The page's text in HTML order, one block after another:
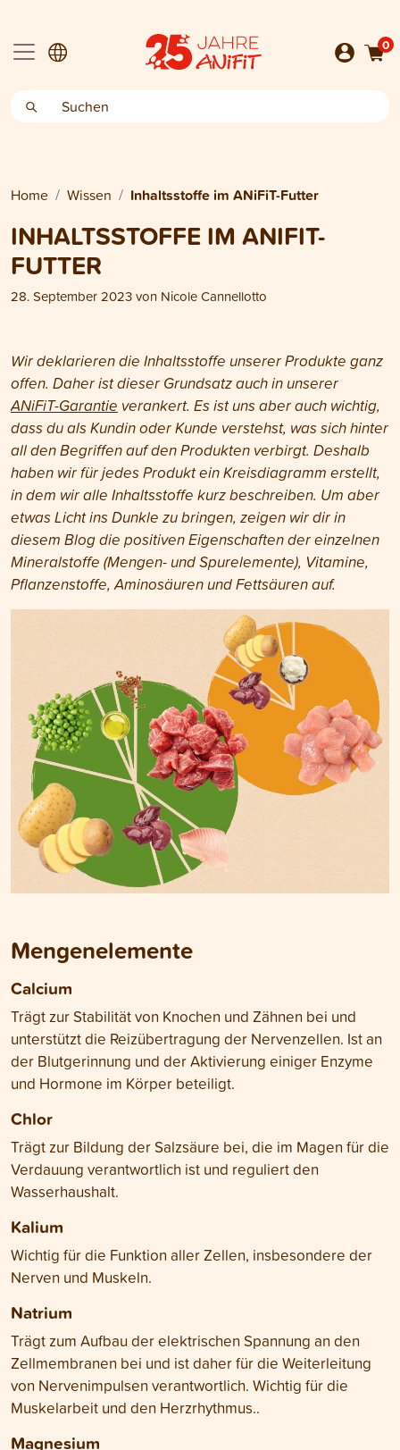
0
Home Wissen Inhaltsstoffe im ANiFiT-Futter
INHALTSSTOFFE IM ANIFIT-
FUTTER
28. September 2023von Nicole Cannellotto
Wir deklarieren die Inhaltsstoffe unserer Produkte ganz
offen. Daher ist dieser Grundsatz auch in unserer
ANiFiT-Garantie verankert. Es ist uns aber auch wichtig,
dass du als Kundin oder Kunde verstehst, was sich hinter
all den Begriffen auf den Produkten verbirgt. Deshalb
haben wir für jedes Produkt ein Kreisdiagramm erstellt,
in dem wir alle Inhaltsstoffe kurz beschreiben. Um aber
etwas Licht ins Dunkle zu bringen, zeigen wir dir in
diesem Blog die positiven Eigenschaften der einzelnen
Mineralstoffe (Mengen- und Spurelemente), Vitamine,
Pflanzenstoffe, Aminosäuren und Fettsäuren auf.
Mengenelemente
Calcium
Trägt zur Stabilität von Knochen und Zähnen bei und
unterstützt die Reizübertragung der Nervenzellen. Ist an
der Blutgerinnung und der Aktivierung einiger Enzyme
und Hormone im Körper beteiligt.
Chlor
Trägt zur Bildung der Salzsäure bei, die im Magen für die
Verdauung verantwortlich ist und reguliert den
Wasserhaushalt.
Kalium
Wichtig für die Funktion aller Zellen, insbesondere der
Nerven und Muskeln.
Natrium
Trägt zum Aufbau der elektrischen Spannung an den
Zellmembranen bei und ist daher für die Weiterleitung
von Nervenimpulsen verantwortlich. Wichtig für die
Muskelarbeit und den Herzrhythmus..
Magnesium